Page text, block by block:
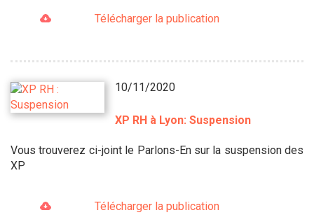
Télécharger la publication
10/11/2020
XP RH à Lyon: Suspension
Vous trouverez ci-joint le Parlons-En sur la suspension des
XP
Télécharger la publication